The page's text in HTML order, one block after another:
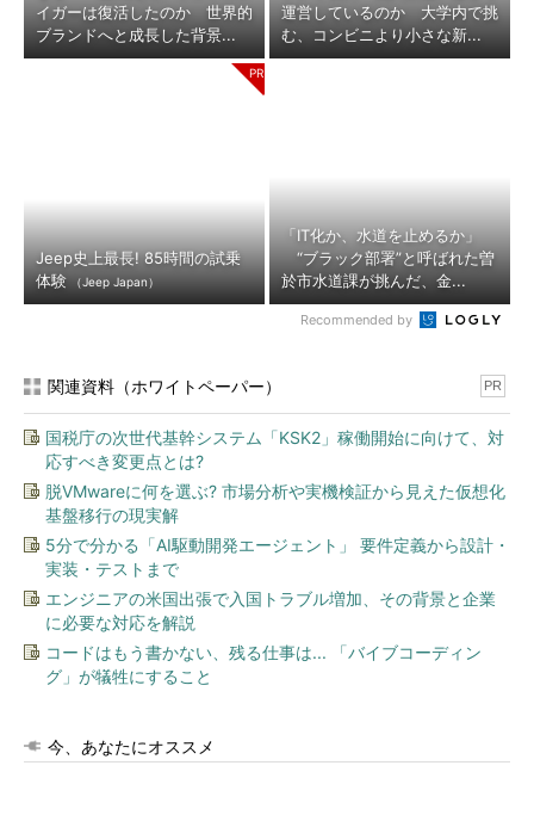
イガーは復活したのか 世界的
ブランドへと成長した背景...
運営しているのか 大学内で挑
む、コンビニより小さな新...
Jeep史上最長! 85時間の試乗
体験
（Jeep Japan）
「IT化か、水道を止めるか」
“ブラック部署”と呼ばれた曽
於市水道課が挑んだ、金...
Recommended by
関連資料（ホワイトペーパー） PR
国税庁の次世代基幹システム「KSK2」稼働開始に向けて、対
応すべき変更点とは?
脱VMwareに何を選ぶ? 市場分析や実機検証から見えた仮想化
基盤移行の現実解
5分で分かる「AI駆動開発エージェント」 要件定義から設計・
実装・テストまで
エンジニアの米国出張で入国トラブル増加、その背景と企業
に必要な対応を解説
コードはもう書かない、残る仕事は... 「バイブコーディン
グ」が犠牲にすること
今、あなたにオススメ